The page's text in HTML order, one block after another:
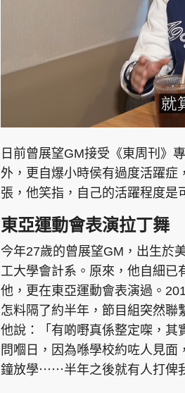
n
t
e
d
6
.
%
日前曾展望GM接受《東周刊》
外，更自爆小時侯有過度活躍症
張，他笑指，自己的活躍程度是
東亞運動會表演拉丁舞
今年27歲的曾展望GM，出生於
工大學會計系。原來，他自細已
他，更在東亞運動會表演過。
怎料隔了約半年，節目組突然聯
他說：「有啲嘢真係整定㗎，其
問嗰日，因為喺學校約咗人見
鐘放學⋯⋯半年之後就有人打俾